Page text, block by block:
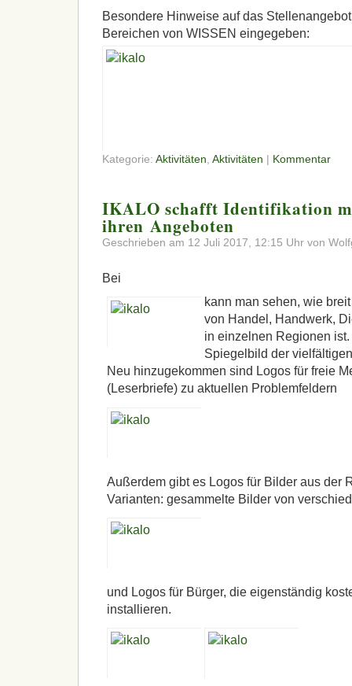
Besondere Hinweise auf das
Bereichen von WISSEN eingegeben:
Kategorie: Aktivitäten Aktivitäten | Kommentar
IKALO schafft Identifikation
ihren Angeboten
Geschrieben am 12 Juli 2017, 12:15 Uhr von
Bei
kann man sehen, wie
von Handel, Handwerk,
in einzelnen Regionen
Spiegelbild der
Neu hinzugekommen sind Logos für freie
(Leserbriefe) zu aktuellen Problemfeldern
Außerdem gibt es Logos für Bilder aus der
Varianten: gesammelte Bilder von
und Logos für Bürger, die eigenständig
installieren.